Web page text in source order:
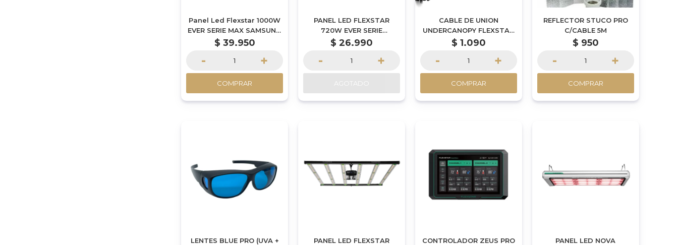
Panel Led Flexstar 1000W
EVER SERIE MAX SAMSUNG
(120 X 170CM)
$ 39.950
- +
COMPRAR
PANEL LED FLEXSTAR
720W EVER SERIE
SAMSUNG (120 x 110CM)
$ 26.990
- +
AGOTADO
CABLE DE UNION
UNDERCANOPY FLEXSTAR
(1MT DE LARGO)
$ 1.090
- +
COMPRAR
REFLECTOR STUCO PRO
C/CABLE 5M
$ 950
- +
COMPRAR
LENTES BLUE PRO (UVA +
PANEL LED FLEXSTAR
CONTROLADOR ZEUS PRO
PANEL LED NOVA